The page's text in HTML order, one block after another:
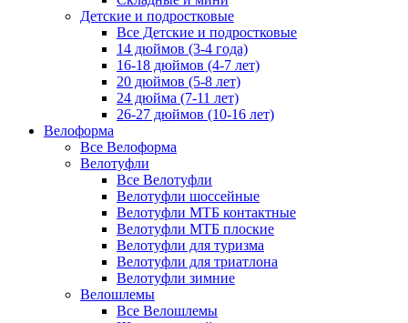
Детские и подростковые
Все Детские и подростковые
14 дюймов (3-4 года)
16-18 дюймов (4-7 лет)
20 дюймов (5-8 лет)
24 дюйма (7-11 лет)
26-27 дюймов (10-16 лет)
Велоформа
Все Велоформа
Велотуфли
Все Велотуфли
Велотуфли шоссейные
Велотуфли МТБ контактные
Велотуфли МТБ плоские
Велотуфли для туризма
Велотуфли для триатлона
Велотуфли зимние
Велошлемы
Все Велошлемы